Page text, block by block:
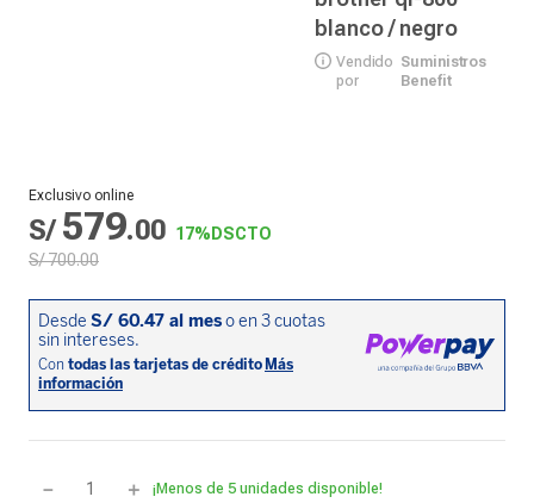
blanco / negro
Vendido
por
Suministros
Benefit
Exclusivo online
S/ 579.00 17% DSCTO
S/700.00
＋
－ ¡Menos de 5 unidades disponible!